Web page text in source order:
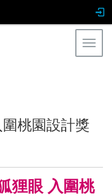
桃園設計獎
狸眼 入圍桃